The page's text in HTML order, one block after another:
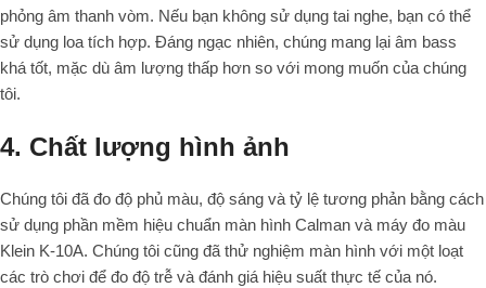
phỏng âm thanh vòm. Nếu bạn không sử dụng tai nghe, bạn có thể
sử dụng loa tích hợp. Đáng ngạc nhiên, chúng mang lại âm bass
khá tốt, mặc dù âm lượng thấp hơn so với mong muốn của chúng
tôi.
4. Chất lượng hình ảnh
Chúng tôi đã đo độ phủ màu, độ sáng và tỷ lệ tương phản bằng cách
sử dụng phần mềm hiệu chuẩn màn hình Calman và máy đo màu
Klein K-10A. Chúng tôi cũng đã thử nghiệm màn hình với một loạt
các trò chơi để đo độ trễ và đánh giá hiệu suất thực tế của nó.